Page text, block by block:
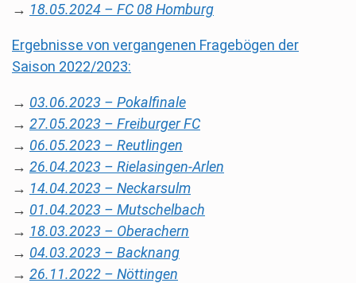
→ 18.05.2024 – FC 08 Homburg
Ergebnisse von vergangenen Fragebögen der
Saison 2022/2023:
→ 03.06.2023 – Pokalfinale
→ 27.05.2023 – Freiburger FC
→ 06.05.2023 – Reutlingen
→ 26.04.2023 – Rielasingen-Arlen
→ 14.04.2023 – Neckarsulm
→ 01.04.2023 – Mutschelbach
→ 18.03.2023 – Oberachern
→ 04.03.2023 – Backnang
→ 26.11.2022 – Nöttingen